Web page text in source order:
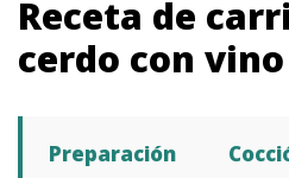
Receta de
cerdo con
Preparación